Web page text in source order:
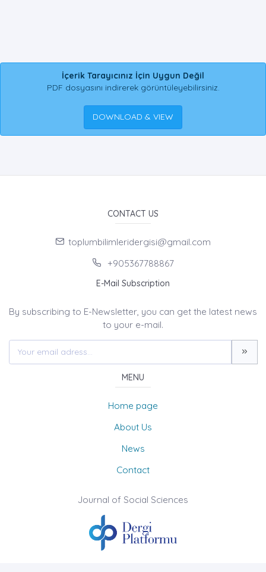
İçerik Tarayıcınız İçin Uygun Değil
PDF dosyasını indirerek görüntüleyebilirsiniz.
DOWNLOAD & VIEW
CONTACT US
toplumbilimleridergisi@gmail.com
+905367788867
E-Mail Subscription
By subscribing to E-Newsletter, you can get the latest news
to your e-mail.
MENU
Home page
About Us
News
Contact
Journal of Social Sciences